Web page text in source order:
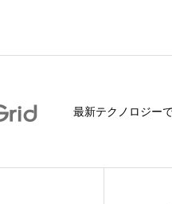
最新テクノロジー